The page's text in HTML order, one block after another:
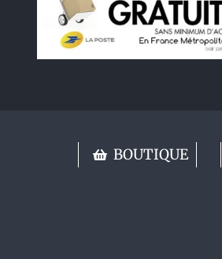
BOUTIQUE